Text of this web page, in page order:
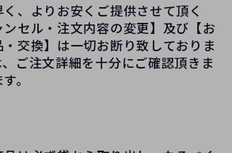
、よりお安くご提供させて頂く
セル・注文内容の変更】及び【お
交換】は一切お断り致しておりま
ご注文詳細を十分にご確認頂きま
。